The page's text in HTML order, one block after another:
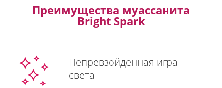
Преимущества муассанита
Bright Spark
Непревзойденная игра
света